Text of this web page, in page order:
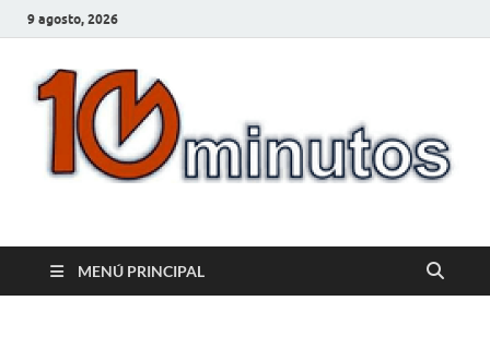
9 agosto, 2026
10minutos.com.uy
MENÚ PRINCIPAL